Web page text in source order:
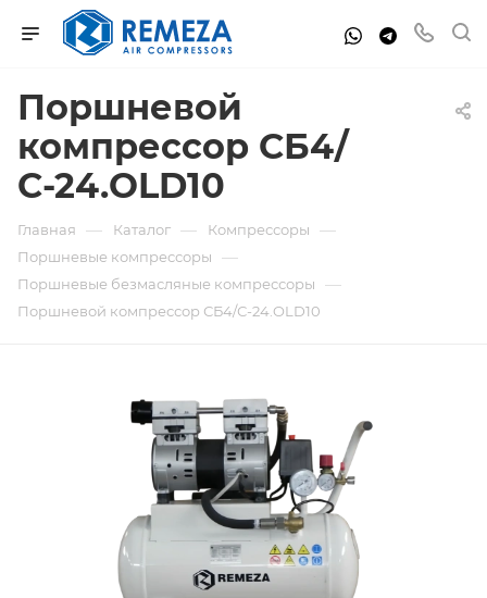
Поршневой
компрессор СБ4/
С-24.OLD10
Главная — Каталог — Компрессоры —
Поршневые компрессоры —
Поршневые безмасляные компрессоры —
Поршневой компрессор СБ4/С-24.OLD10